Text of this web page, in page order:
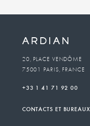
20, PLACE VENDÔME
75001 PARIS, FRANCE
+33 1 41 71 92 00
CONTACTS ET BUREAUX